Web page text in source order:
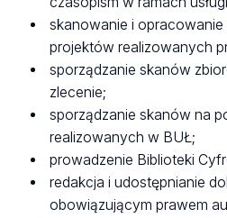
skanowanie i opracowanie
projektów realizowanych
sporządzanie skanów
zlecenie;
sporządzanie skanów na
realizowanych w BUŁ;
prowadzenie Biblioteki
redakcja i udostępnianie
obowiązującym prawem